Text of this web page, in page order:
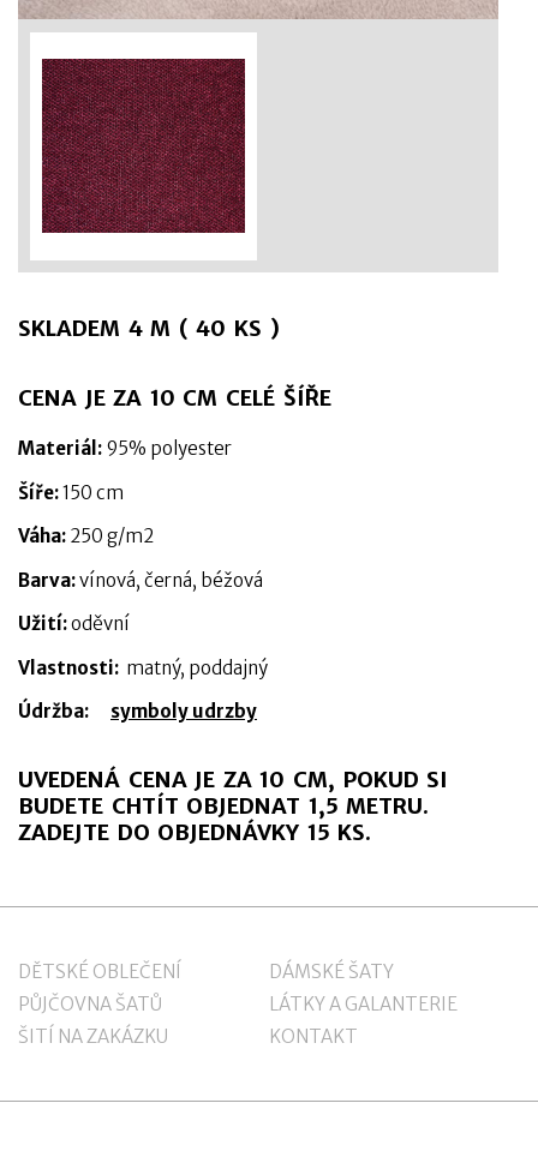
SKLADEM 4 M ( 40 KS )
CENA JE ZA 10 CM CELÉ ŠÍŘE
Materiál: 95% polyester
Šíře:150 cm
Váha: 250 g/m2
Barva:vínová, černá, béžová
Užití:oděvní
Vlastnosti: matný, poddajný
Údržba:
symboly udrzby
UVEDENÁ CENA JE ZA 10 CM, POKUD SI
BUDETE CHTÍT OBJEDNAT 1,5 METRU.
ZADEJTE DO OBJEDNÁVKY 15 KS.
DĚTSKÉ OBLEČENÍ
DÁMSKÉ ŠATY
PŮJČOVNA ŠATŮ
LÁTKY A GALANTERIE
ŠITÍ NA ZAKÁZKU
KONTAKT